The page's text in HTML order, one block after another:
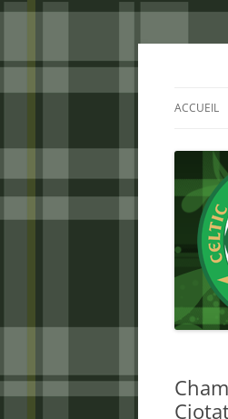
Aller
ACCUEIL